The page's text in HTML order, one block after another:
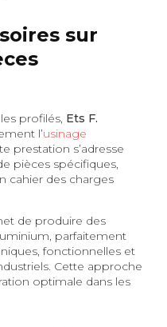
sur
profilés, Ets F.
l’usinage
prestation s’adresse
pièces spécifiques,
cahier des charges
de produire des
parfaitement
fonctionnelles et
Cette approche
optimale dans les